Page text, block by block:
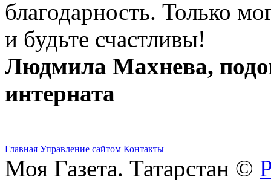
благодарность. Только
и будьте счастливы!
Людмила Махнева,
интерната
Главная Управление сайтом Контакты
Моя Газета. Татарстан ©